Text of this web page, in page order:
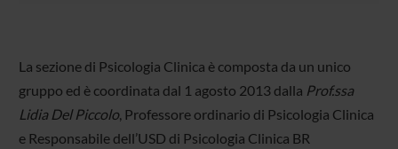
La sezione di Psicologia Clinica è composta da un unico
gruppo ed è coordinata dal 1 agosto 2013 dalla Prof.ssa
Lidia Del Piccolo, Professore ordinario di Psicologia Clinica
e Responsabile dell’USD di Psicologia Clinica BR